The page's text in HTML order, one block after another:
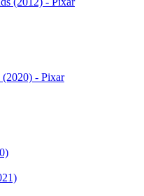
(2020) - Pixar